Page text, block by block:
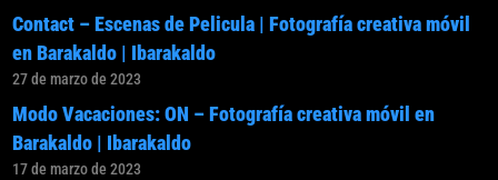
Contact – Escenas de Pelicula | Fotografía creativa móvil
en Barakaldo | Ibarakaldo
27 de marzo de 2023
Modo Vacaciones: ON – Fotografía creativa móvil en
Barakaldo | Ibarakaldo
17 de marzo de 2023